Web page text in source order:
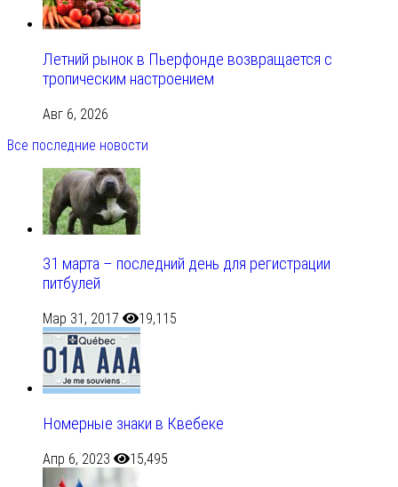
Летний рынок в Пьерфонде возвращается с
тропическим настроением
Авг 6, 2026
Все последние новости
31 марта – последний день для регистрации
питбулей
Мар 31, 2017 19,115
Номерные знаки в Квебеке
Апр 6, 2023 15,495